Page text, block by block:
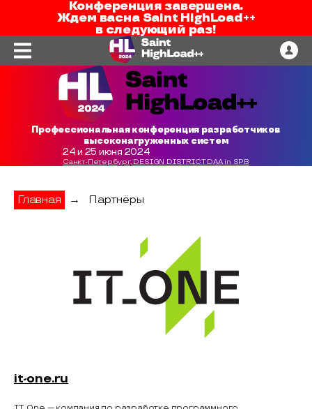
Конференция завершена.
Ждем васна Saint HighLoad++
в следующий раз!
Профессиональная конференция разработчиков
высоконагруженных систем
24 и 25 июня 2024
Санкт-Петербург, DESIGN DISTRICT DAA in SPB
Главная → Партнёры
it-one.ru